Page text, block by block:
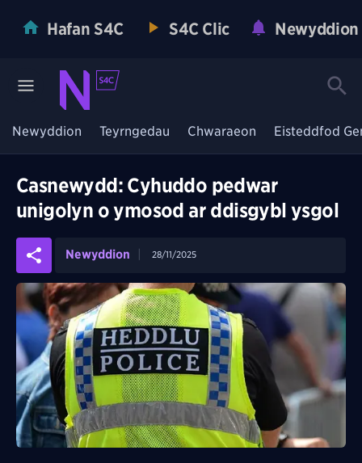
Hafan S4C S4C Clic Newyddion
Newyddion Teyrngedau Chwaraeon Eisteddfod
Casnewydd: Cyhuddo pedwar
unigolyn o ymosod ar ddisgybl ysgol
Newyddion 28/11/2025